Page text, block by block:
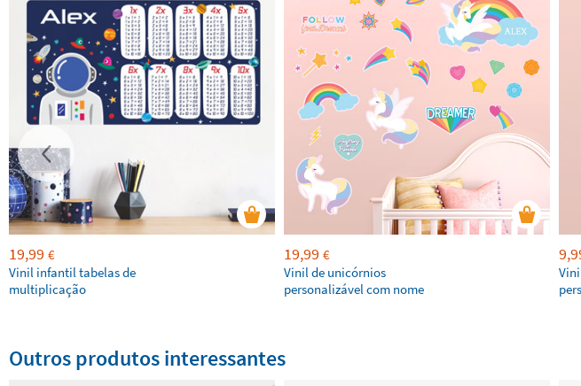
19,99 €
Vinil infantil tabelas de
multiplicação
19,99 €
Vinil de unicórnios
personalizável com nome
Outros produtos interessantes